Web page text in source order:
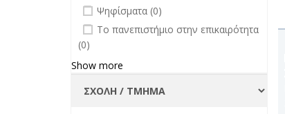
undefined
Ψηφίσματα (0)
undefined
Το πανεπιστήμιο στην επικαιρότητα
(0)
Show more